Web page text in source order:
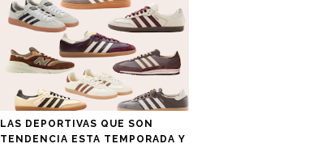
LAS DEPORTIVAS QUE SON
TENDENCIA ESTA TEMPORADA Y